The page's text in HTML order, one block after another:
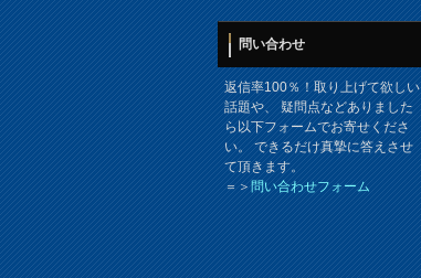
問い合わせ
返信率100％！取り上げて欲しい
話題や、 疑問点などありました
ら以下フォームでお寄せくださ
い。 できるだけ真摯に答えさせ
て頂きます。
＝＞問い合わせフォーム